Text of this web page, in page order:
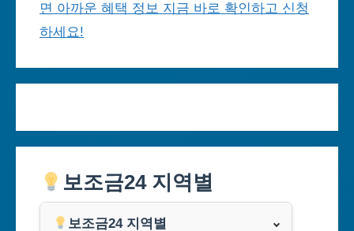
면 아까운 혜택 정보 지금 바로 확인하고 신청
하세요!
보조금24 지역별
보조금24 지역별